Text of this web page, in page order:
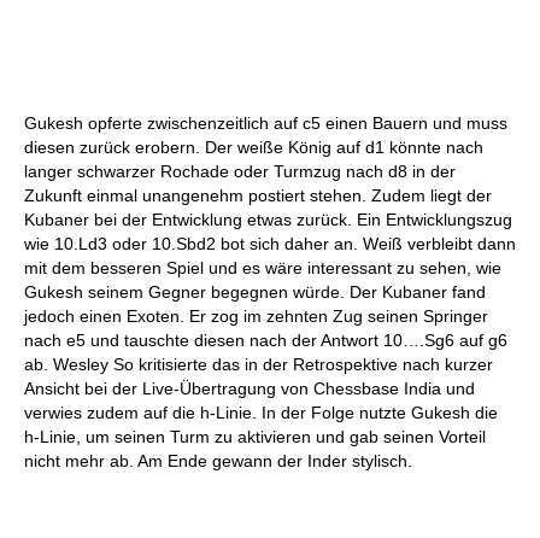
Gukesh opferte zwischenzeitlich auf c5 einen Bauern und muss
diesen zurück erobern. Der weiße König auf d1 könnte nach
langer schwarzer Rochade oder Turmzug nach d8 in der
Zukunft einmal unangenehm postiert stehen. Zudem liegt der
Kubaner bei der Entwicklung etwas zurück. Ein Entwicklungszug
wie 10.Ld3 oder 10.Sbd2 bot sich daher an. Weiß verbleibt dann
mit dem besseren Spiel und es wäre interessant zu sehen, wie
Gukesh seinem Gegner begegnen würde. Der Kubaner fand
jedoch einen Exoten. Er zog im zehnten Zug seinen Springer
nach e5 und tauschte diesen nach der Antwort 10….Sg6 auf g6
ab. Wesley So kritisierte das in der Retrospektive nach kurzer
Ansicht bei der Live-Übertragung von Chessbase India und
verwies zudem auf die h-Linie. In der Folge nutzte Gukesh die
h-Linie, um seinen Turm zu aktivieren und gab seinen Vorteil
nicht mehr ab. Am Ende gewann der Inder stylisch.